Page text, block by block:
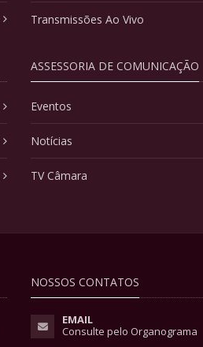
Transmissões Ao Vivo
ASSESSORIA DE COMUNICAÇÃO
Eventos
Notícias
TV Câmara
NOSSOS CONTATOS
EMAIL
Consulte pelo Organograma